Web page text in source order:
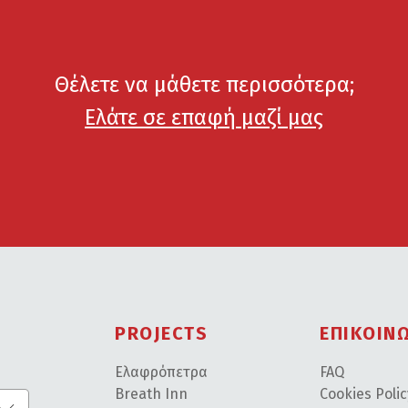
Θέλετε να μάθετε περισσότερα;
Ελάτε σε επαφή μαζί μας
PROJECTS
Ελαφρόπετρα
Breath Inn
FAQ
Cookies